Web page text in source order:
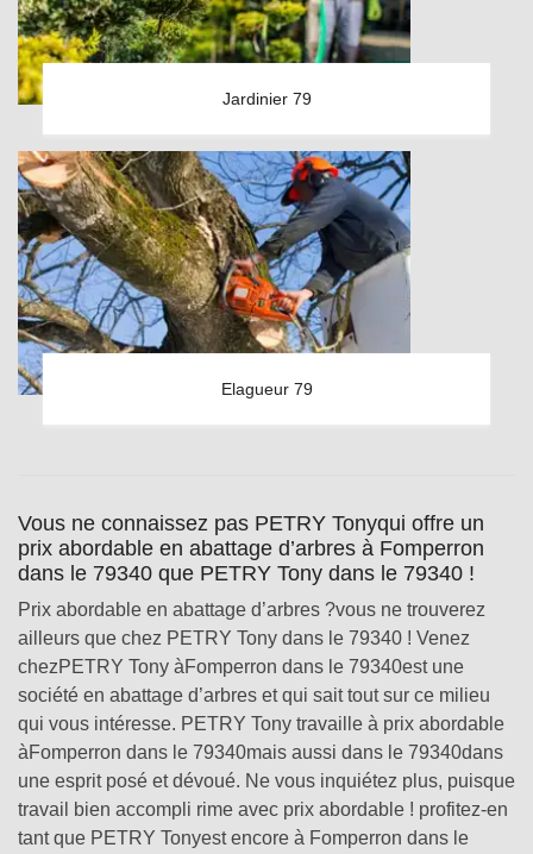
Jardinier 79
Elagueur 79
Vous ne connaissez pas PETRY Tonyqui offre un
prix abordable en abattage d’arbres à Fomperron
dans le 79340 que PETRY Tony dans le 79340 !
Prix abordable en abattage d’arbres ?vous ne trouverez
ailleurs que chez PETRY Tony dans le 79340 ! Venez
chezPETRY Tony àFomperron dans le 79340est une
société en abattage d’arbres et qui sait tout sur ce milieu
qui vous intéresse. PETRY Tony travaille à prix abordable
àFomperron dans le 79340mais aussi dans le 79340dans
une esprit posé et dévoué. Ne vous inquiétez plus, puisque
travail bien accompli rime avec prix abordable ! profitez-en
tant que PETRY Tonyest encore à Fomperron dans le